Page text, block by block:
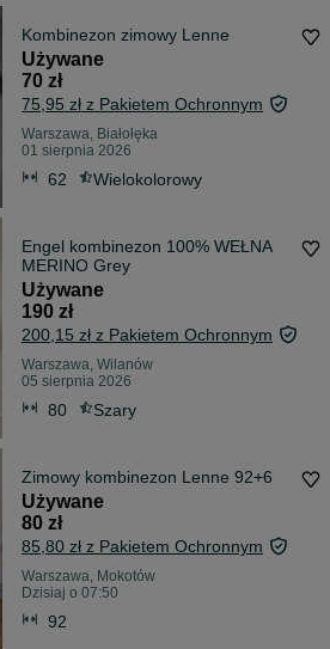
Kombinezon zimowy Lenne
Używane
70 zł
75,95 zł z Pakietem Ochronnym
Warszawa, Białołęka
01 sierpnia 2026
62 Wielokolorowy
Engel kombinezon 100% WEŁNA
MERINO Grey
Używane
190 zł
200,15 zł z Pakietem Ochronnym
Warszawa, Wilanów
05 sierpnia 2026
80 Szary
Zimowy kombinezon Lenne 92+6
Używane
80 zł
85,80 zł z Pakietem Ochronnym
Warszawa, Mokotów
Dzisiaj o 07:50
92